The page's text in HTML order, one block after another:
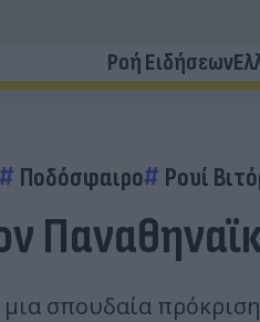
Ροή Ειδήσεων
Ποδόσφαιρο Ρουί
σπουδαία